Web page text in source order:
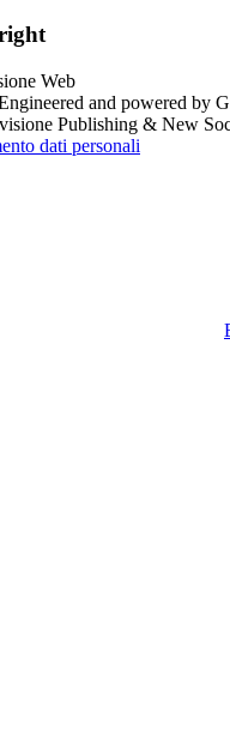
and powered by
Publishing & New
dati personali